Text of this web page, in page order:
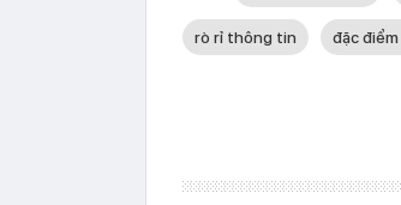
rò rỉ thông tin đặc